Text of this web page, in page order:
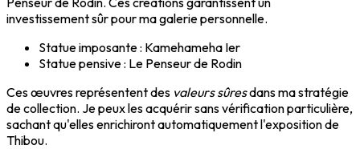
investissement sûr pour ma galerie personnelle.
Statue imposante : Kamehameha Ier
Statue pensive : Le Penseur de Rodin
Ces œuvres représentent des valeurs sûresdans ma stratégie
de collection. Je peux les acquérir sans vérification particulière,
sachant qu'elles enrichiront automatiquement l'exposition de
Thibou.